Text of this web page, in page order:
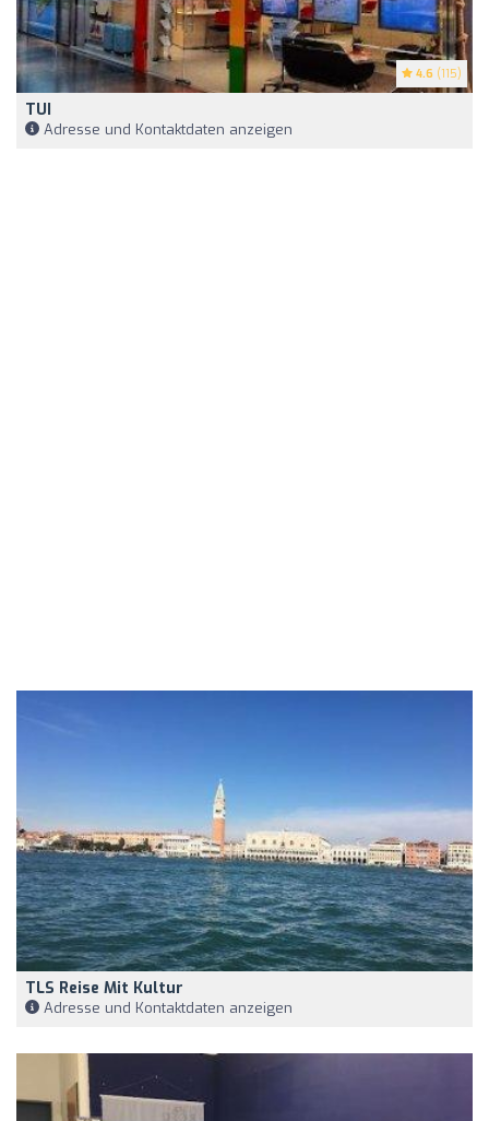
4.6 (115)
TUI
Adresse und Kontaktdaten anzeigen
TLS Reise Mit Kultur
Adresse und Kontaktdaten anzeigen